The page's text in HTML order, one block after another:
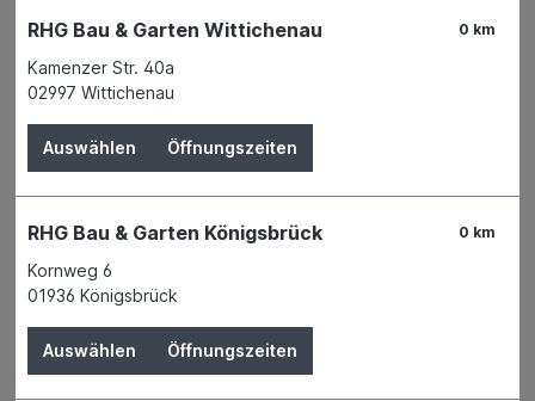
Plattenheber 30-50 cm
zum Transportieren und Verlegen von
großformatigen und schweren Gehweg-,
Waschbeton-, Sonthofer- und anderen
Platten, Abstufungen in 50 mm verstellbar,
Kunststoffgriff
Der Preis wird erst nach Wahl einer Filiale
angezeigt.
0 km
RHG Bau & Garten Wittichenau
Kamenzer Str. 40a
02997 Wittichenau
Auswählen Öffnungszeiten
0 km
RHG Bau & Garten Königsbrück
Kornweg 6
01936 Königsbrück
Auswählen Öffnungszeiten